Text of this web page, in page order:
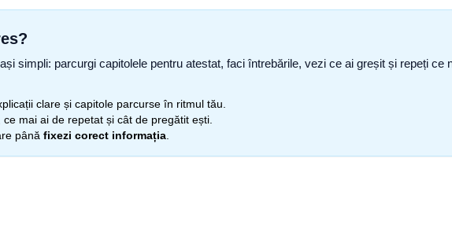
simpli: parcurgi capitolele pentru atestat, faci întrebările, vezi ce ai greșit și repeți
clare și capitole parcurse în ritmul tău.
mai ai de repetat și cât de pregătit ești.
până fixezi corect informația